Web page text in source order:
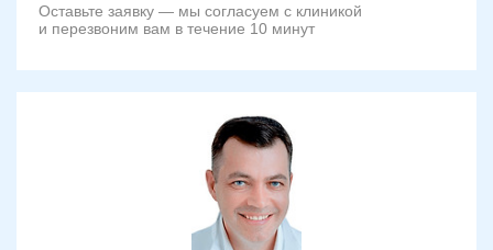
Оставьте заявку — мы согласуем с клиникой
и перезвоним вам в течение 10 минут